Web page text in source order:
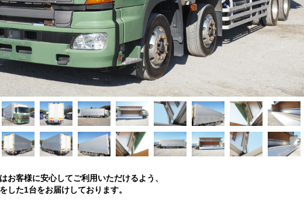
お客様に安心してご利用いただけるよう、
した1台をお届けしております。